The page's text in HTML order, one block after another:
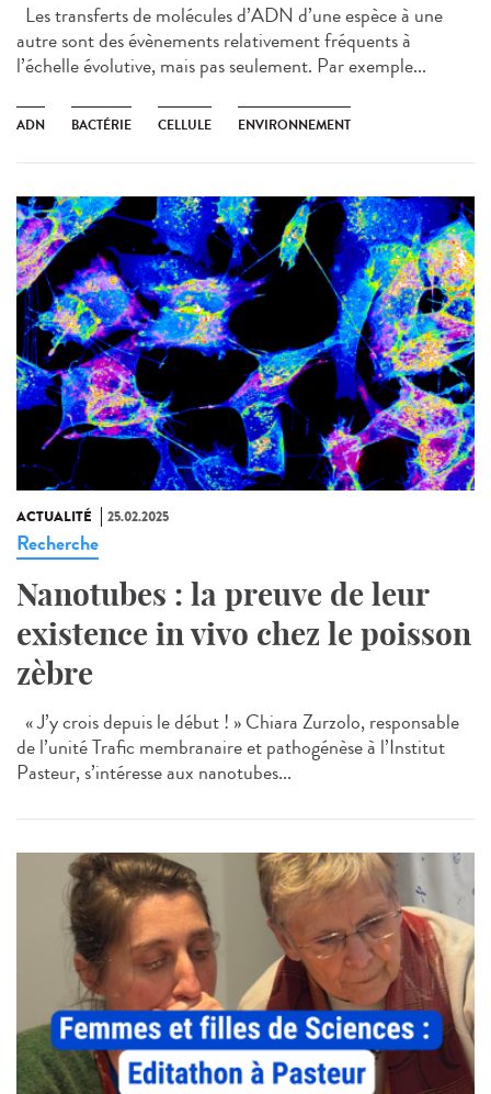
Les transferts de molécules d’ADN d’une espèce à une
autre sont des évènements relativement fréquents à
l’échelle évolutive, mais pas seulement. Par exemple...
ADN BACTÉRIE CELLULE ENVIRONNEMENT
ACTUALITÉ 25.02.2025
Recherche
Nanotubes : la preuve de leur
existence in vivo chez le poisson
zèbre
« J’y crois depuis le début ! » Chiara Zurzolo, responsable
de l’unité Trafic membranaire et pathogénèse à l’Institut
Pasteur, s’intéresse aux nanotubes...